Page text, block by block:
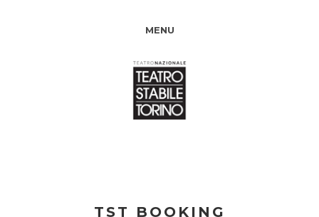
MENU
TST BOOKING